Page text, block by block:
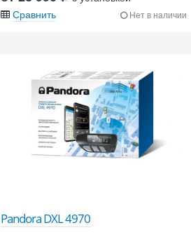
Сравнить
Нет в наличии
Pandora DXL 4970